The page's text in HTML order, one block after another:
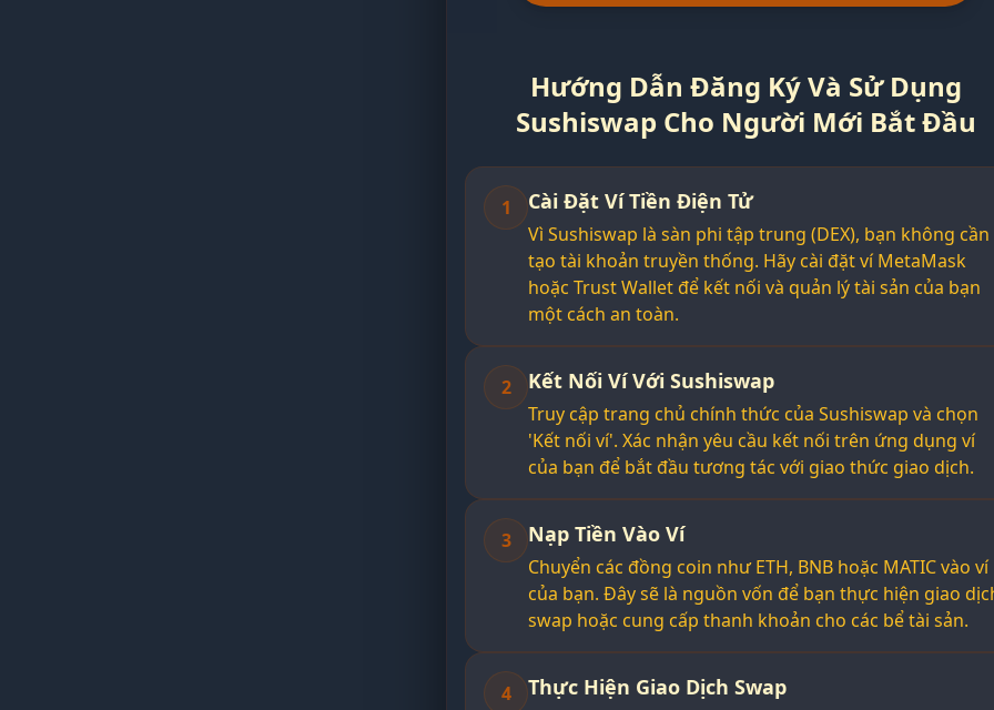
Hướng Dẫn Đăng Ký Và Sử Dụng
Sushiswap Cho Người Mới Bắt Đầu
1 Cài Đặt Ví Tiền Điện Tử
Vì Sushiswap là sàn phi tập trung (DEX), bạn không cần
tạo tài khoản truyền thống. Hãy cài đặt ví MetaMask
hoặc Trust Wallet để kết nối và quản lý tài sản của bạn
một cách an toàn.
2 Kết Nối Ví Với Sushiswap
Truy cập trang chủ chính thức của Sushiswap và chọn
'Kết nối ví'. Xác nhận yêu cầu kết nối trên ứng dụng ví
của bạn để bắt đầu tương tác với giao thức giao dịch.
3 Nạp Tiền Vào Ví
Chuyển các đồng coin như ETH, BNB hoặc MATIC vào ví
của bạn. Đây sẽ là nguồn vốn để bạn thực hiện giao
swap hoặc cung cấp thanh khoản cho các bể tài sản.
4 Thực Hiện Giao Dịch Swap